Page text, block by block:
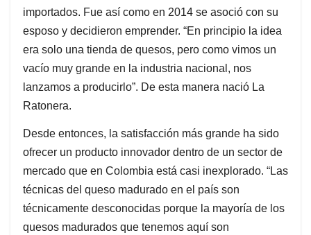
importados. Fue así como en 2014 se asoció con su
esposo y decidieron emprender. “En principio la idea
era solo una tienda de quesos, pero como vimos un
vacío muy grande en la industria nacional, nos
lanzamos a producirlo”. De esta manera nació La
Ratonera.
Desde entonces, la satisfacción más grande ha sido
ofrecer un producto innovador dentro de un sector de
mercado que en Colombia está casi inexplorado. “Las
técnicas del queso madurado en el país son
técnicamente desconocidas porque la mayoría de los
quesos madurados que tenemos aquí son